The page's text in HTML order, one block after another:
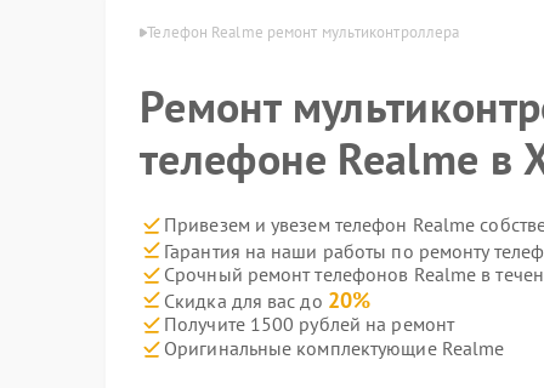
в Хабаровске Телефон Realme ремонт мультиконтроллера
Ремонт
телефоне Realme в
Привезем и увезем телефон Realme
Гарантия на наши работы по ремонту
Срочный ремонт телефонов Realme в
Скидка для вас до 20%
Получите 1500 рублей на ремонт
Оригинальные комплектующие Realme